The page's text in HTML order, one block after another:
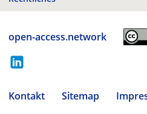
open-access.network
Kontakt Sitemap